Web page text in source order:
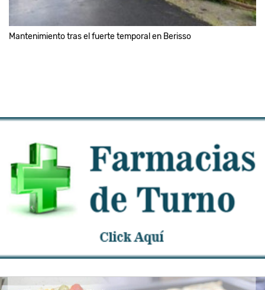
Mantenimiento tras el fuerte temporal en Berisso